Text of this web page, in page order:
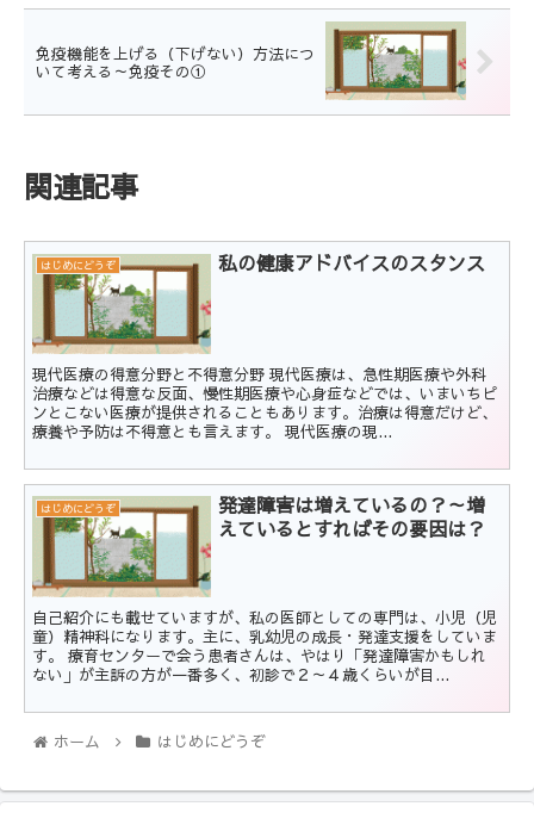
免疫機能を上げる（下げない）方法につ
いて考える～免疫その①
関連記事
はじめにどうぞ 私の健康アドバイスのスタンス
現代医療の得意分野と不得意分野 現代医療は、急性期医療や外科
治療などは得意な反面、慢性期医療や心身症などでは、いまいちピ
ンとこない医療が提供されることもあります。治療は得意だけど、
療養や予防は不得意とも言えます。 現代医療の現...
はじめにどうぞ
発達障害は増えているの？～増
えているとすればその要因は？
自己紹介にも載せていますが、私の医師としての専門は、小児（児
童）精神科になります。主に、乳幼児の成長・発達支援をしていま
す。 療育センターで会う患者さんは、やはり「発達障害かもしれ
ない」が主訴の方が一番多く、初診で２～４歳くらいが目...
ホーム はじめにどうぞ